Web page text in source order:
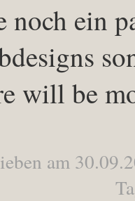
noch ein
will be
am